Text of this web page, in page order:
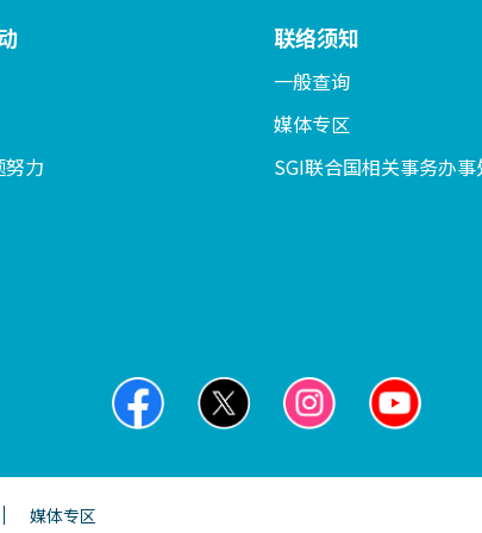
力
联络须知
一般查询
媒体专区
SGI联合国相关事务办事
媒体专区